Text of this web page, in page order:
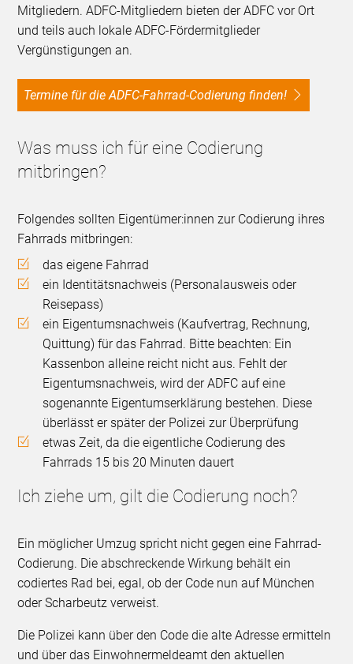
Mitgliedern. ADFC-Mitgliedern bieten der ADFC vor Ort
und teils auch lokale ADFC-Fördermitglieder
Vergünstigungen an.
Termine für die ADFC-Fahrrad-Codierung finden!
Was muss ich für eine Codierung
mitbringen?
Folgendes sollten Eigentümer:innen zur Codierung ihres
Fahrrads mitbringen:
das eigene Fahrrad
ein Identitätsnachweis (Personalausweis oder
Reisepass)
ein Eigentumsnachweis (Kaufvertrag, Rechnung,
Quittung) für das Fahrrad. Bitte beachten: Ein
Kassenbon alleine reicht nicht aus. Fehlt der
Eigentumsnachweis, wird der ADFC auf eine
sogenannte Eigentumserklärung bestehen. Diese
überlässt er später der Polizei zur Überprüfung
etwas Zeit, da die eigentliche Codierung des
Fahrrads 15 bis 20 Minuten dauert
Ich ziehe um, gilt die Codierung noch?
Ein möglicher Umzug spricht nicht gegen eine Fahrrad-
Codierung. Die abschreckende Wirkung behält ein
codiertes Rad bei, egal, ob der Code nun auf München
oder Scharbeutz verweist.
Die Polizei kann über den Code die alte Adresse ermitteln
und über das Einwohnermeldeamt den aktuellen